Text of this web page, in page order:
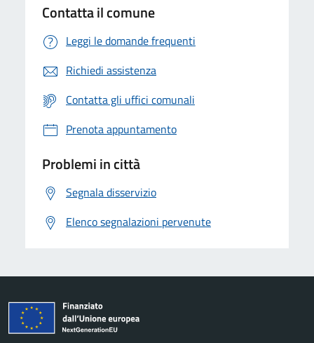
Contatta il comune
Leggi le domande frequenti
Richiedi assistenza
Contatta gli uffici comunali
Prenota appuntamento
Problemi in città
Segnala disservizio
Elenco segnalazioni pervenute